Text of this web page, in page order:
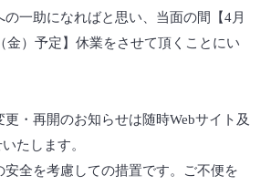
の一助になればと思い、当面の間【4月
金）予定】休業をさせて頂くことにい
・再開のお知らせは随時Webサイト及
たします。
安全を考慮しての措置です。ご不便を